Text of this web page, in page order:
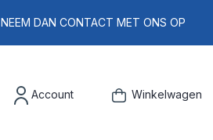
NEEM DAN CONTACT MET ONS OP
Account Winkelwagen